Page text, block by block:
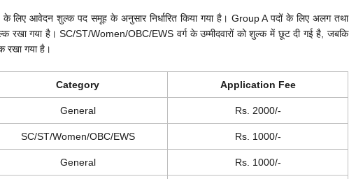
आवेदन शुल्क पद समूह के अनुसार निर्धारित किया गया है। Group A पदों के लिए अलग तथा
गया है। SC/ST/Women/OBC/EWS वर्ग के उम्मीदवारों को शुल्क में छूट दी गई है, जबकि
रखा गया है।
Category Application Fee
General Rs. 2000/-
SC/ST/Women/OBC/EWS Rs. 1000/-
General Rs. 1000/-